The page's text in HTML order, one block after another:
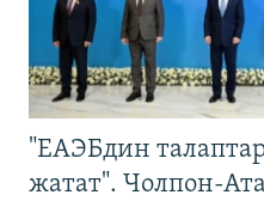
"ЕАЭБдин
жатат". Чолпон-